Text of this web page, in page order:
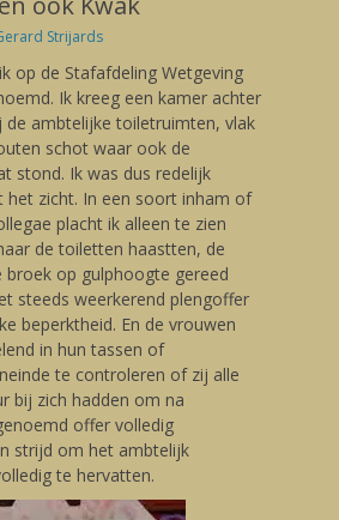
Strijards
op de Stafafdeling Wetgeving
Ik kreeg een kamer achter
de ambtelijke toiletruimten, vlak
schot waar ook de
stond. Ik was dus redelijk
het zicht. In een soort inham of
placht ik alleen te zien
de toiletten haastten, de
broek op gulphoogte gereed
steeds weerkerend plengoffer
beperktheid. En de vrouwen
in hun tassen of
te controleren of zij alle
bij zich hadden om na
offer volledig
strijd om het ambtelijk
te hervatten.